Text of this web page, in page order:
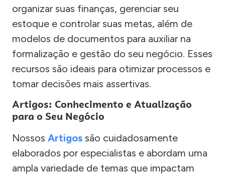
organizar suas finanças, gerenciar seu
estoque e controlar suas metas, além de
modelos de documentos para auxiliar na
formalização e gestão do seu negócio. Esses
recursos são ideais para otimizar processos e
tomar decisões mais assertivas.
Artigos: Conhecimento e Atualização
para o Seu Negócio
Nossos Artigos são cuidadosamente
elaborados por especialistas e abordam uma
ampla variedade de temas que impactam